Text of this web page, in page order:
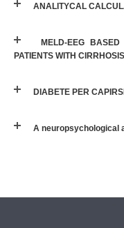
ANALITYCAL
MELD-EEG BASED
PATIENTS WITH CIRRHOSIS
DIABETE PER
A neuropsychological